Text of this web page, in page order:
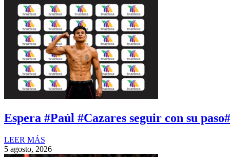
Espera #Paúl #Cazares seguir con su
LEER MÁS
5 agosto, 2026